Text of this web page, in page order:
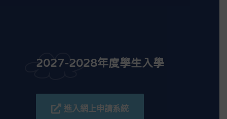
2027-2028年度學生入學
進入網上申請系統